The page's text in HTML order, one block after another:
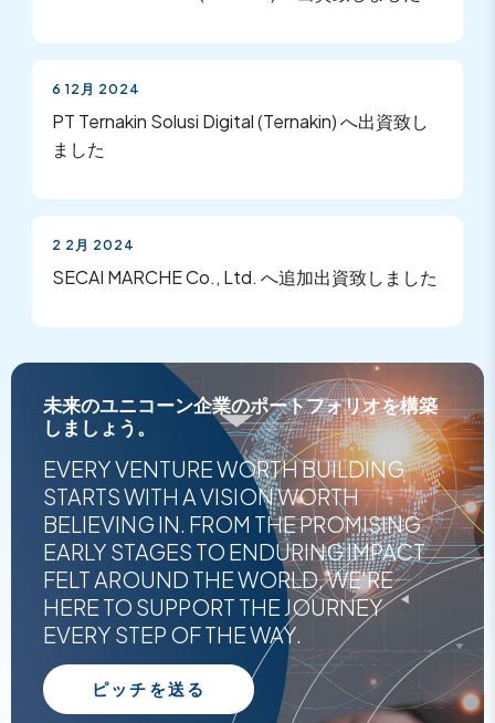
6 12月 2024
PT Ternakin Solusi Digital (Ternakin) へ出資致し
ました
2 2月 2024
SECAI MARCHE Co., Ltd. へ追加出資致しました
未来のユニコーン企業のポートフォリオを構築
しましょう。
EVERY VENTURE WORTH BUILDING
STARTS WITH A VISION WORTH
BELIEVING IN. FROM THE PROMISING
EARLY STAGES TO ENDURING IMPACT
FELT AROUND THE WORLD, WE'RE
HERE TO SUPPORT THE JOURNEY
EVERY STEP OF THE WAY.
ピッチを送る